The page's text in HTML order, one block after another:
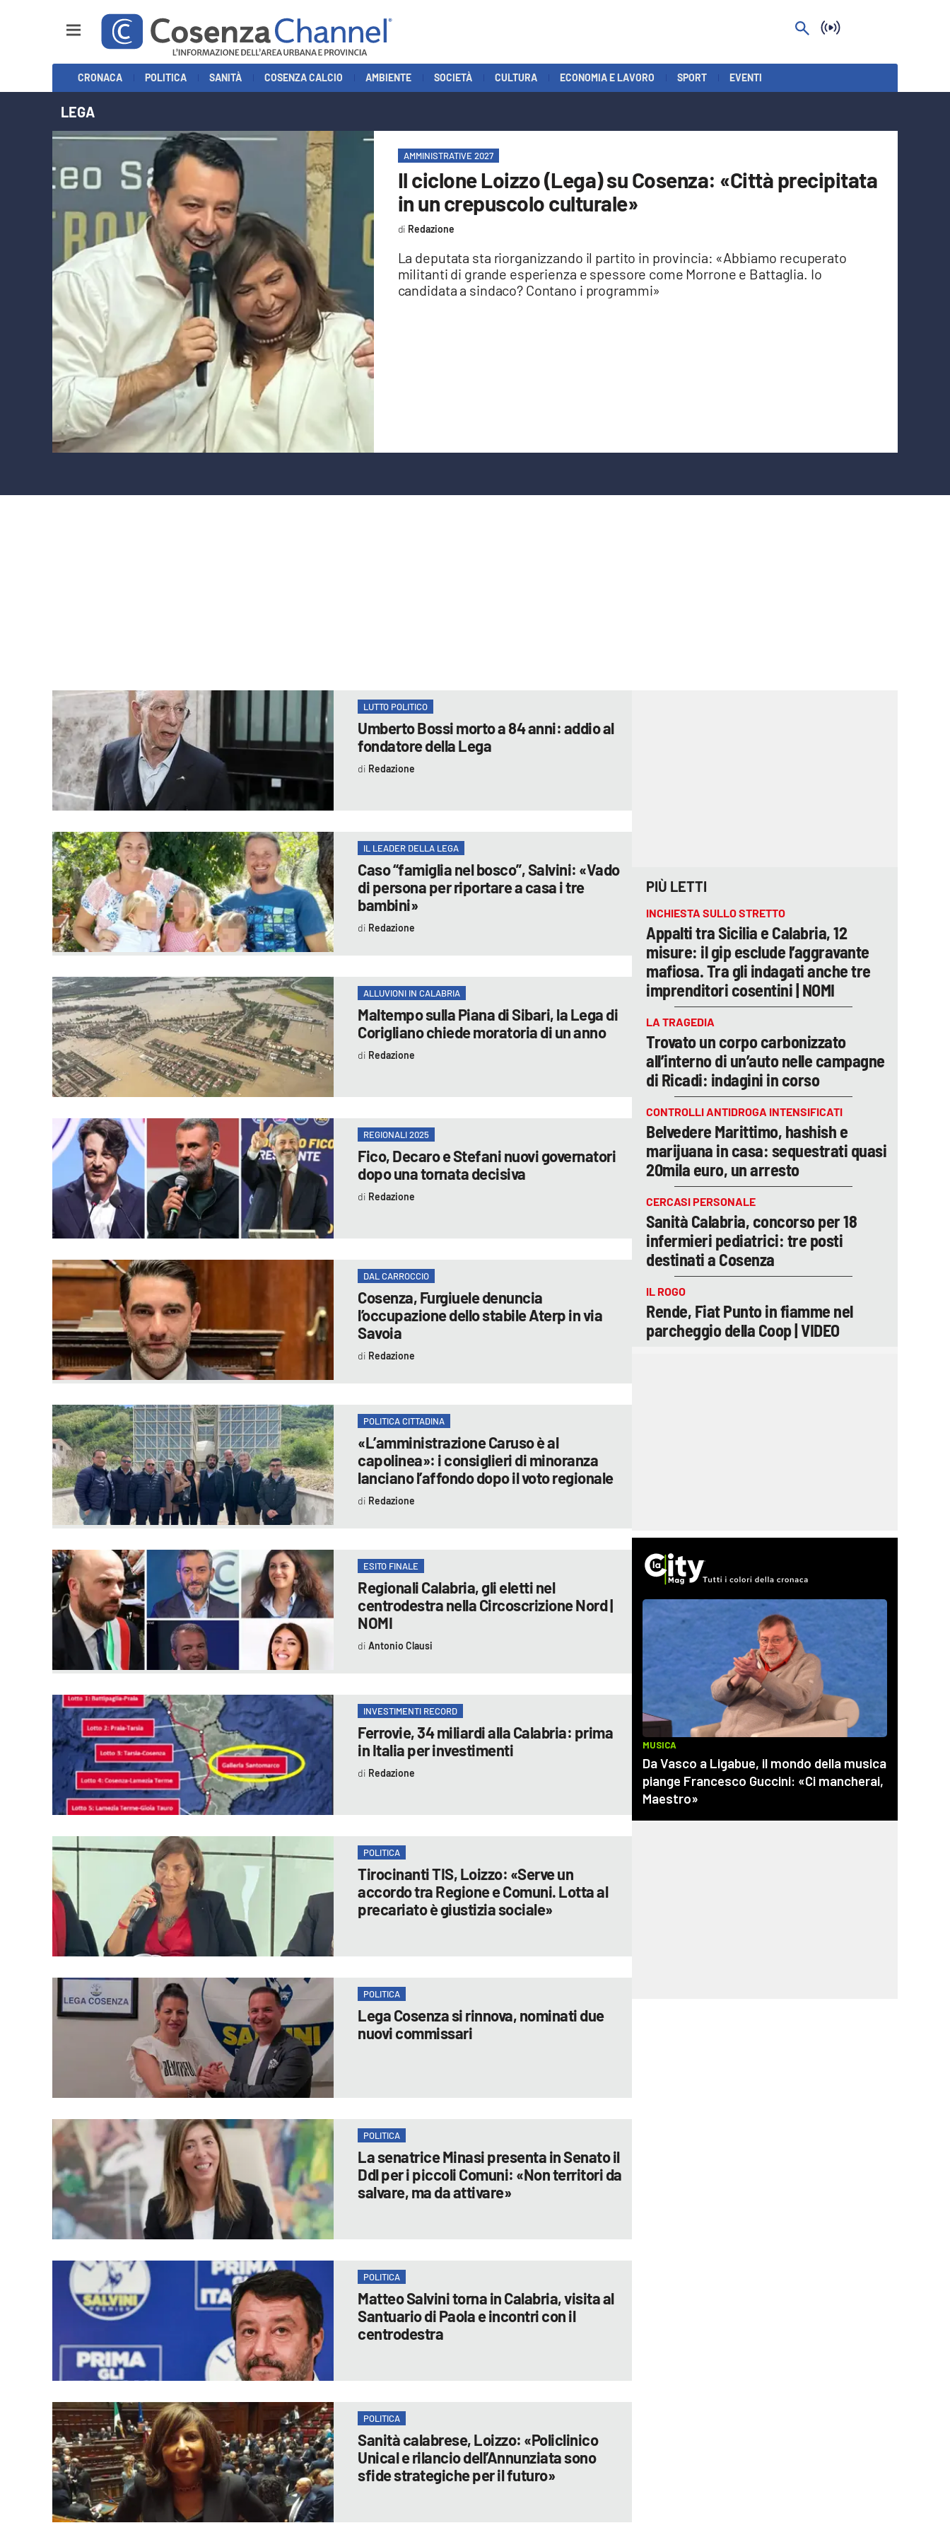
Cronaca
cosenzachannel.it
ilvibonese.it
lacapitalenews.it
Vai
CRONACA POLITICA SANITÀ COSENZA CALCIO AMBIENTE SOCIETÀ CULTURA ECONOMIA E LAVORO SPORT EVENTI
LEGA
AMMINISTRATIVE 2027
Il ciclone Loizzo (Lega) su Cosenza: «Città precipitata
in un crepuscolo culturale»
La deputata sta riorganizzando il partito in provincia: «Abbiamo recuperato
militanti di grande esperienza e spessore come Morrone e Battaglia. Io
candidata a sindaco? Contano i programmi»
Redazione
LUTTO POLITICO
Umberto Bossi morto a 84 anni: addio al
fondatore della Lega
Redazione
IL LEADER DELLA LEGA
Caso “famiglia nel bosco”, Salvini: «Vado
di persona per riportare a casa i tre
bambini»
Redazione
ALLUVIONI IN CALABRIA
Maltempo sulla Piana di Sibari, la Lega di
Corigliano chiede moratoria di un anno
Redazione
REGIONALI 2025
Fico, Decaro e Stefani nuovi governatori
dopo una tornata decisiva
Redazione
DAL CARROCCIO
Cosenza, Furgiuele denuncia
l’occupazione dello stabile Aterp in via
Savoia
Redazione
POLITICA CITTADINA
«L’amministrazione Caruso è al
capolinea»: i consiglieri di minoranza
lanciano l’affondo dopo il voto regionale
Redazione
ESITO FINALE
Regionali Calabria, gli eletti nel
centrodestra nella Circoscrizione Nord |
NOMI
Antonio Clausi
INVESTIMENTI RECORD
Ferrovie, 34 miliardi alla Calabria: prima
in Italia per investimenti
Redazione
POLITICA
Tirocinanti TIS, Loizzo: «Serve un
accordo tra Regione e Comuni. Lotta al
precariato è giustizia sociale»
POLITICA
Lega Cosenza si rinnova, nominati due
nuovi commissari
POLITICA
La senatrice Minasi presenta in Senato il
Ddl per i piccoli Comuni: «Non territori da
salvare, ma da attivare»
POLITICA
Matteo Salvini torna in Calabria, visita al
Santuario di Paola e incontri con il
centrodestra
POLITICA
Sanità calabrese, Loizzo: «Policlinico
Unical e rilancio dell’Annunziata sono
sfide strategiche per il futuro»
PIÙ LETTI
INCHIESTA SULLO STRETTO
Appalti tra Sicilia e Calabria, 12
misure: il gip esclude l’aggravante
mafiosa. Tra gli indagati anche tre
imprenditori cosentini | NOMI
LA TRAGEDIA
Trovato un corpo carbonizzato
all’interno di un’auto nelle campagne
di Ricadi: indagini in corso
CONTROLLI ANTIDROGA INTENSIFICATI
Belvedere Marittimo, hashish e
marijuana in casa: sequestrati quasi
20mila euro, un arresto
CERCASI PERSONALE
Sanità Calabria, concorso per 18
infermieri pediatrici: tre posti
destinati a Cosenza
IL ROGO
Rende, Fiat Punto in fiamme nel
parcheggio della Coop | VIDEO